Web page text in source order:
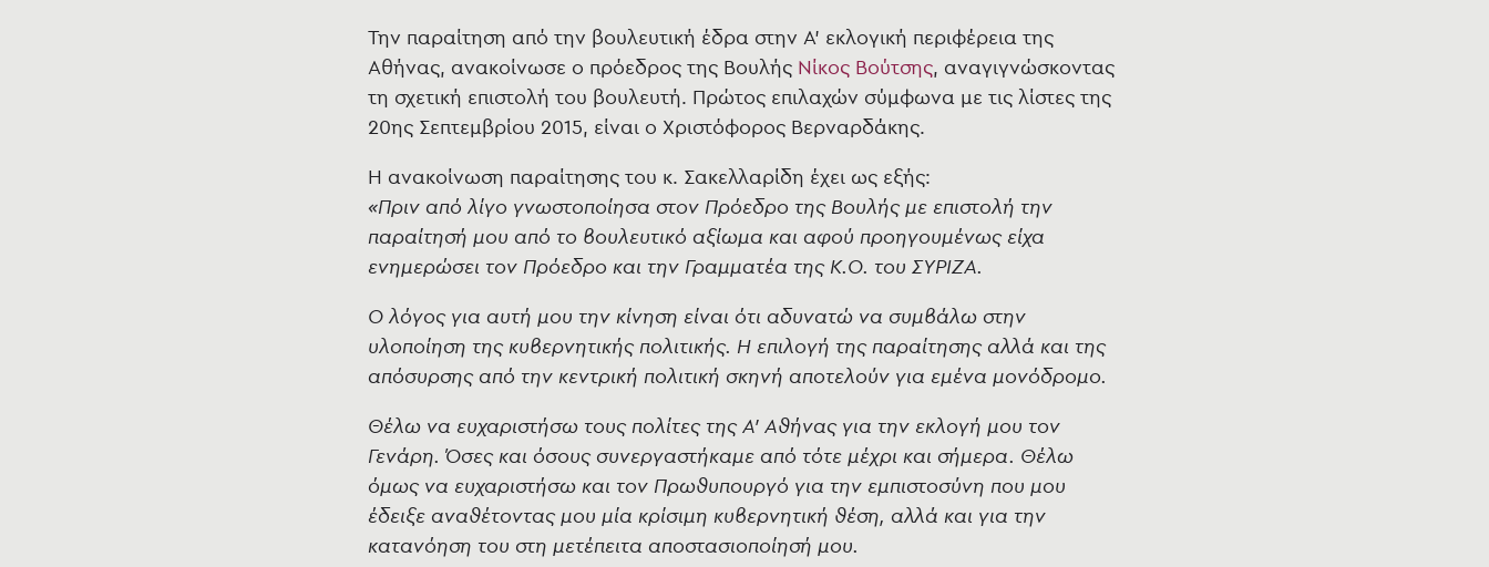
Την παραίτηση από την βουλευτική έδρα στην Α’ εκλογική περιφέρεια της
Αθήνας, ανακοίνωσε ο πρόεδρος της Βουλής Νίκος Βούτσης, αναγιγνώσκοντας
τη σχετική επιστολή του βουλευτή. Πρώτος επιλαχών σύμφωνα με τις λίστες της
20ης Σεπτεμβρίου 2015, είναι ο Χριστόφορος Βερναρδάκης.
Η ανακοίνωση παραίτησης του κ. Σακελλαρίδη έχει ως εξής:
«Πριν από λίγο γνωστοποίησα στον Πρόεδρο της Βουλής με επιστολή την
παραίτησή μου από το βουλευτικό αξίωμα και αφού προηγουμένως είχα
ενημερώσει τον Πρόεδρο και την Γραμματέα της Κ.Ο. του ΣΥΡΙΖΑ.
Ο λόγος για αυτή μου την κίνηση είναι ότι αδυνατώ να συμβάλω στην
υλοποίηση της κυβερνητικής πολιτικής. Η επιλογή της παραίτησης αλλά και της
απόσυρσης από την κεντρική πολιτική σκηνή αποτελούν για εμένα μονόδρομο.
Θέλω να ευχαριστήσω τους πολίτες της Α’ Αθήνας για την εκλογή μου τον
Γενάρη. Όσες και όσους συνεργαστήκαμε από τότε μέχρι και σήμερα. Θέλω
όμως να ευχαριστήσω και τον Πρωθυπουργό για την εμπιστοσύνη που μου
έδειξε αναθέτοντας μου μία κρίσιμη κυβερνητική θέση, αλλά και για την
κατανόηση του στη μετέπειτα αποστασιοποίησή μου.